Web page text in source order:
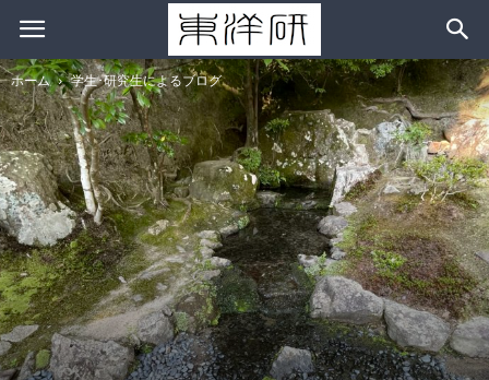
ホーム 学生･研究生によるブログ